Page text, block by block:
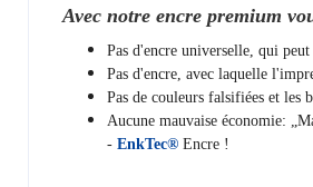
Avec notre encre premium
Pas d'encre universelle, qui
Pas d'encre, avec laquelle
Pas de couleurs falsifiées et les
Aucune mauvaise économie:
- EnkTec® Encre !